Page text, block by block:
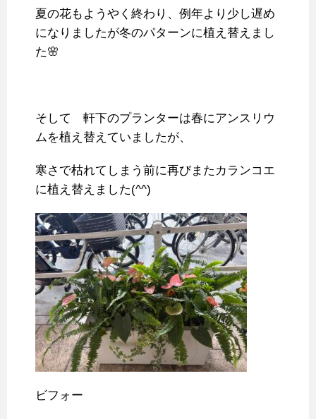
夏の花もようやく終わり、例年より少し遅め
になりましたが冬のパターンに植え替えまし
た🌸
そして 軒下のプランターは春にアンスリウ
ムを植え替えていましたが、
寒さで枯れてしまう前に再びまたカランコエ
に植え替えました(^^)
ビフォー